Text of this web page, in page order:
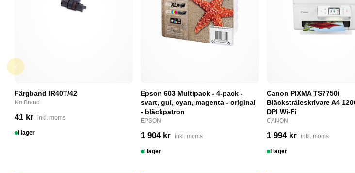
Färgband IR40T/42
No Brand
41 kr inkl. moms
I lager
Epson 603 Multipack - 4-pack -
svart, gul, cyan, magenta - original
- bläckpatron
EPSON
1 904 kr inkl. moms
I lager
Canon PIXMA TS7750i
Bläckstråleskrivare A4
DPI Wi-Fi
CANON
1 994 kr inkl. moms
I lager